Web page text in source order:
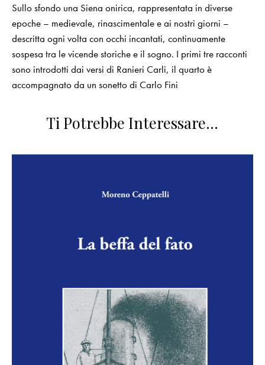
Sullo sfondo una Siena onirica, rappresentata in diverse
epoche – medievale, rinascimentale e ai nostri giorni –
descritta ogni volta con occhi incantati, continuamente
sospesa tra le vicende storiche e il sogno. I primi tre racconti
sono introdotti dai versi di Ranieri Carli, il quarto è
accompagnato da un sonetto di Carlo Fini
Ti Potrebbe Interessare…